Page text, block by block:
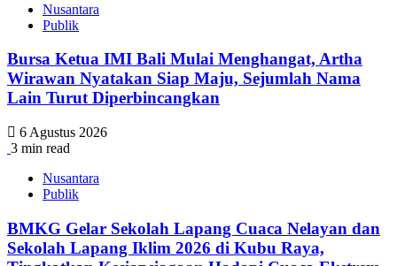
Nusantara
Publik
Bursa Ketua IMI Bali Mulai Menghangat, Artha
Wirawan Nyatakan Siap Maju, Sejumlah Nama
Lain Turut Diperbincangkan
6 Agustus 2026
3 min read
Nusantara
Publik
BMKG Gelar Sekolah Lapang Cuaca Nelayan dan
Sekolah Lapang Iklim 2026 di Kubu Raya,